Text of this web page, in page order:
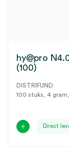
hy@pro
(100)
DISTRIFUND
100 stuks, 4
Direct